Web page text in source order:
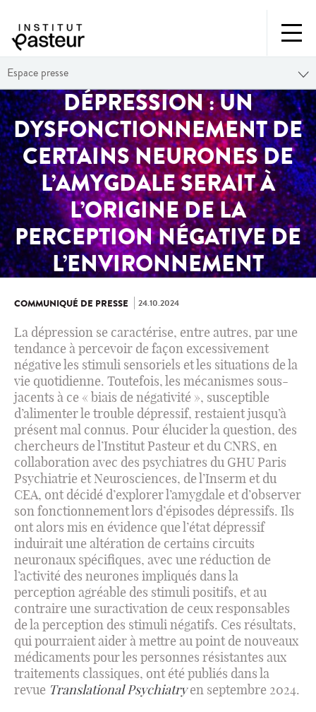
Espace presse
DÉPRESSION : UN
DYSFONCTIONNEMENT DE
CERTAINS NEURONES DE
L’AMYGDALE SERAIT À
L’ORIGINE DE LA
PERCEPTION NÉGATIVE DE
L’ENVIRONNEMENT
COMMUNIQUÉ DE PRESSE 24.10.2024
La dépression se caractérise, entre autres, par une
tendance à percevoir de façon excessivement
négative les stimuli sensoriels et les situations de la
vie quotidienne. Toutefois, les mécanismes sous-
jacents à ce « biais de négativité », susceptible
d’alimenter le trouble dépressif, restaient jusqu’à
présent mal connus. Pour élucider la question, des
chercheurs de l’Institut Pasteur et du CNRS, en
collaboration avec des psychiatres du GHU Paris
Psychiatrie et Neurosciences, de l’Inserm et du
CEA, ont décidé d’explorer l’amygdale et d’observer
son fonctionnement lors d’épisodes dépressifs. Ils
ont alors mis en évidence que l’état dépressif
induirait une altération de certains circuits
neuronaux spécifiques, avec une réduction de
l’activité des neurones impliqués dans la
perception agréable des stimuli positifs, et au
contraire une suractivation de ceux responsables
de la perception des stimuli négatifs. Ces résultats,
qui pourraient aider à mettre au point de nouveaux
médicaments pour les personnes résistantes aux
traitements classiques, ont été publiés dans la
revue Translational Psychiatryen septembre 2024.